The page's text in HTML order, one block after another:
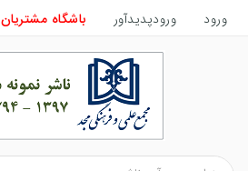
ورود ورودپدیدآور باشگاه مشتریان